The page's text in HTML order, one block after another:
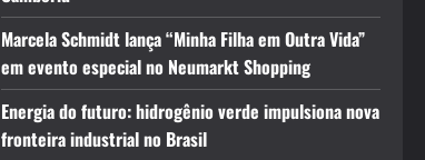
Marcela Schmidt lança “Minha Filha em Outra Vida”
em evento especial no Neumarkt Shopping
Energia do futuro: hidrogênio verde impulsiona nova
fronteira industrial no Brasil